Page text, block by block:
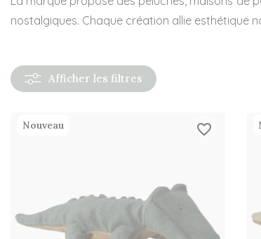
nostalgiques. Chaque création allie esthétique
Afficher les filtres
Nouveau favorite_border